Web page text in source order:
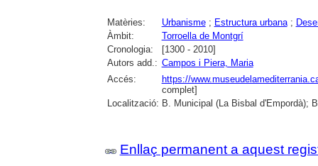
Matèries: Urbanisme; Estructura urbana;
Àmbit:
Torroella de Montgrí
Cronologia:
[1300 - 2010]
Autors add.: Campos i Piera, Maria
Accés:
https://
complet]
Localització: B. Municipal (La Bisbal d'Empordà);
Enllaç permanent a aquest